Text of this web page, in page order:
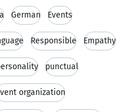
German Events
Responsible Empathy
punctual
organization